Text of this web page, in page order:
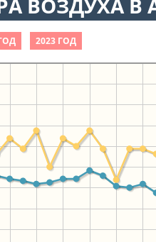
ВОЗДУХА В
2023 ГОД